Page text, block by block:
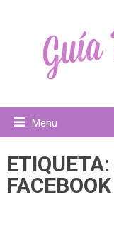
Menu
ETIQUETA:
FACEBOOK